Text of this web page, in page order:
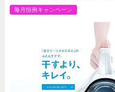
毎月恒例キャンペーン